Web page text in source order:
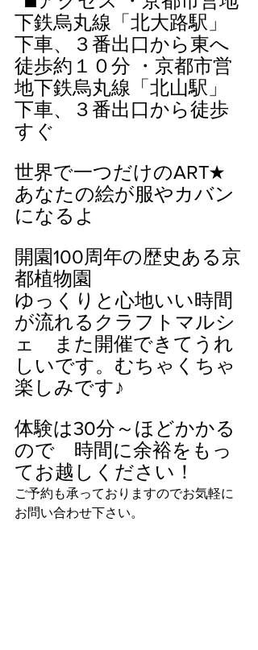
下鉄烏丸線「北大路駅」
下車、３番出口から東へ
徒歩約１０分 ・京都市営
地下鉄烏丸線「北山駅」
下車、３番出口から徒歩
すぐ
世界で一つだけのART★
あなたの絵が服やカバン
になるよ
開園100周年の歴史ある京
都植物園
ゆっくりと心地いい時間
が流れるクラフトマルシ
ェ　また開催できてうれ
しいです。むちゃくちゃ
楽しみです♪
体験は30分～ほどかかる
ので　時間に余裕をもっ
てお越しください！
ご予約も承っておりますのでお気軽に
お問い合わせ下さい。